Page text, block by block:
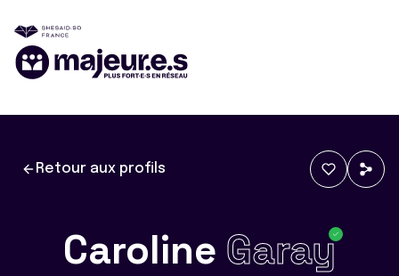
Retour aux profils
Caroline Garay